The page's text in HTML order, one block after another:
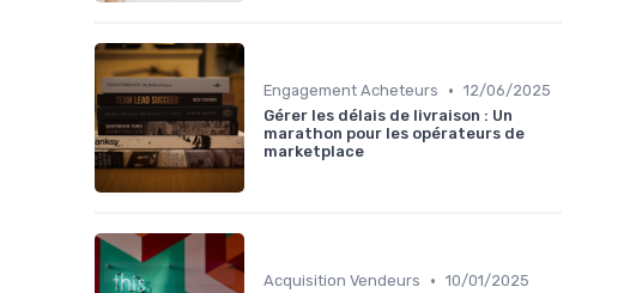
Engagement Acheteurs • 12/06/2025
Gérer les délais de livraison : Un
marathon pour les opérateurs de
marketplace
Acquisition Vendeurs • 10/01/2025